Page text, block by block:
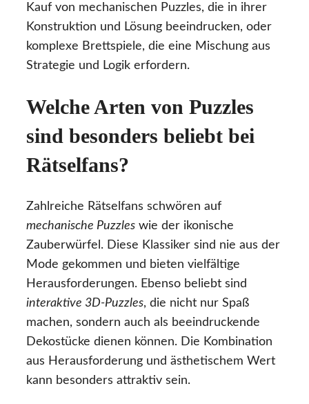
Kauf von mechanischen Puzzles, die in ihrer
Konstruktion und Lösung beeindrucken, oder
komplexe Brettspiele, die eine Mischung aus
Strategie und Logik erfordern.
Welche Arten von Puzzles
sind besonders beliebt bei
Rätselfans?
Zahlreiche Rätselfans schwören auf
mechanische Puzzles wie der ikonische
Zauberwürfel. Diese Klassiker sind nie aus der
Mode gekommen und bieten vielfältige
Herausforderungen. Ebenso beliebt sind
interaktive 3D-Puzzles, die nicht nur Spaß
machen, sondern auch als beeindruckende
Dekostücke dienen können. Die Kombination
aus Herausforderung und ästhetischem Wert
kann besonders attraktiv sein.